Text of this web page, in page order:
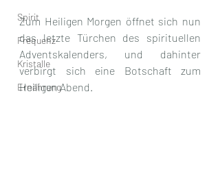
Spirit
Frequenz
Kristalle
Ernährung
Zum Heiligen Morgen öffnet sich nun
das letzte Türchen des spirituellen
Adventskalenders, und dahinter
verbirgt sich eine Botschaft zum
Heiligen Abend.